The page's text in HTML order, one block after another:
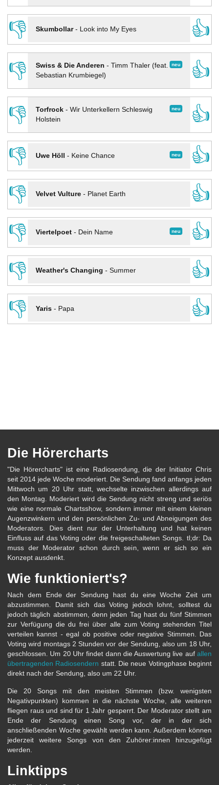
👎
Skumbollar- Look into My Eyes
👍
👎
neu
Swiss & Die Anderen - Timm Thaler (feat.
Sebastian Krumbiegel)
👍
👎 neu
Torfrock- Wir Unterkellern Schleswig
Holstein
👍
👎
neu
Uwe Höll - Keine Chance
👍
👎
Velvet Vulture- Planet Earth
👍
👎
neu
Viertelpoet- Dein Name
👍
👎
Weather's Changing - Summer
👍
👎
Yaris- Papa 👍
Die Hörercharts
"Die Hörercharts" ist eine Radiosendung, die der Initiator Chris
seit 2014 jede Woche moderiert. Die Sendung fand anfangs jeden
Mittwoch um 20 Uhr statt, wechselte inzwischen allerdings auf
den Montag. Moderiert wird die Sendung nicht streng und seriös
wie eine normale Chartsshow, sondern immer mit einem kleinen
Augenzwinkern und den persönlichen Zu- und Abneigungen des
Moderators. Dies dient nur der Unterhaltung und hat keinen
Einfluss auf das Voting oder die freigeschalteten Songs. tl;dr: Da
muss der Moderator schon durch sein, wenn er sich so ein
Konzept ausdenkt.
Wie funktioniert's?
Nach dem Ende der Sendung hast du eine Woche Zeit um
abzustimmen. Damit sich das Voting jedoch lohnt, solltest du
jedoch täglich abstimmen, denn jeden Tag hast du fünf Stimmen
zur Verfügung die du frei über alle zum Voting stehenden Titel
verteilen kannst - egal ob positive oder negative Stimmen. Das
Voting wird montags 2 Stunden vor der Sendung, also um 18 Uhr,
geschlossen. Um 20 Uhr findet dann die Auswertung live auf allen
übertragenden Radiosendern statt. Die neue Votingphase beginnt
direkt nach der Sendung, also um 22 Uhr.
Die 20 Songs mit den meisten Stimmen (bzw. wenigsten
Negativpunkten) kommen in die nächste Woche, alle weiteren
fliegen raus und sind für 1 Jahr gesperrt. Der Moderator stellt am
Ende der Sendung einen Song vor, der in der sich
anschließenden Woche gewählt werden kann. Außerdem können
jederzeit weitere Songs von den Zuhörer:innen hinzugefügt
werden.
Linktipps